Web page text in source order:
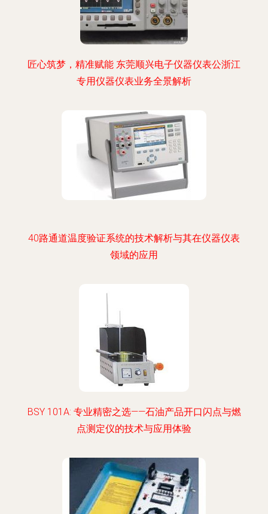
匠心筑梦，精准赋能 东莞顺兴电子仪器仪表公浙江
专用仪器仪表业务全景解析
40路通道温度验证系统的技术解析与其在仪器仪表
领域的应用
BSY 101A: 专业精密之选——石油产品开口闪点与燃
点测定仪的技术与应用体验